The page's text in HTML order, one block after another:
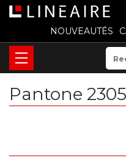
NOUVEAUTÉS
Pantone